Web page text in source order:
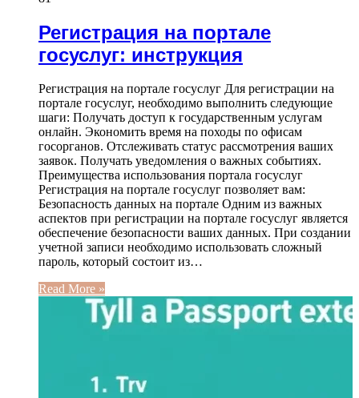
Регистрация на портале
госуслуг: инструкция
Регистрация на портале госуслуг Для регистрации на
портале госуслуг, необходимо выполнить следующие
шаги: Получать доступ к государственным услугам
онлайн. Экономить время на походы по офисам
госорганов. Отслеживать статус рассмотрения ваших
заявок. Получать уведомления о важных событиях.
Преимущества использования портала госуслуг
Регистрация на портале госуслуг позволяет вам:
Безопасность данных на портале Одним из важных
аспектов при регистрации на портале госуслуг является
обеспечение безопасности ваших данных. При создании
учетной записи необходимо использовать сложный
пароль, который состоит из…
Read More »